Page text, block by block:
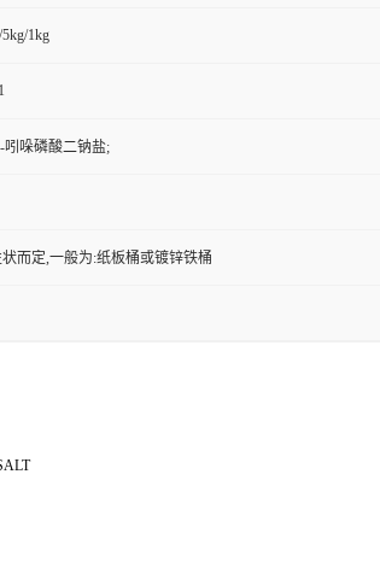
1kg
吲哚磷酸二钠盐;
而定,一般为:纸板桶或镀锌铁桶